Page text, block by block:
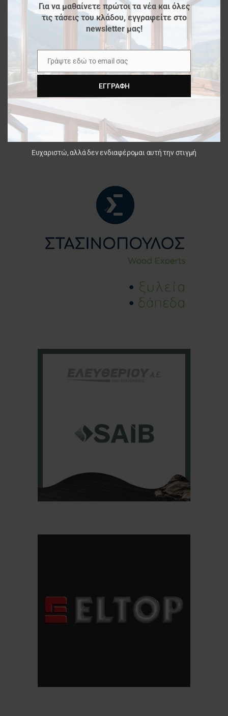
Για να μαθαίνετε πρώτοι τα νέα και όλες
τις τάσεις του κλάδου, εγγραφείτε στο
newsletter μας!
Email
Γράψτε εδώ το email σας
ΕΓΓΡΑΦΉ
Ευχαριστώ, αλλά δεν ενδιαφέρομαι αυτή την στιγμή